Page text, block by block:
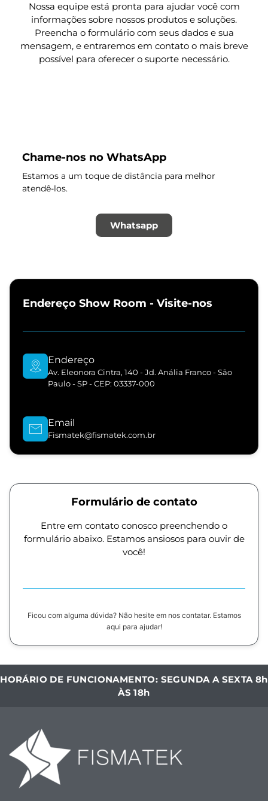
Nossa equipe está pronta para ajudar você com
informações sobre nossos produtos e soluções.
Preencha o formulário com seus dados e sua
mensagem, e entraremos em contato o mais breve
possível para oferecer o suporte necessário.
Chame-nos no WhatsApp
Estamos a um toque de distância para melhor
atendê-los.
Whatsapp
Endereço Show Room - Visite-nos
Endereço
Av. Eleonora Cintra, 140 - Jd. Anália Franco - São
Paulo - SP - CEP: 03337-000
Email
Fismatek@fismatek.com.br
Formulário de contato
Entre em contato conosco preenchendo o
formulário abaixo. Estamos ansiosos para ouvir de
você!
Ficou com alguma dúvida? Não hesite em nos contatar. Estamos
aqui para ajudar!
HORÁRIO DE FUNCIONAMENTO: SEGUNDA A SEXTA 8h
ÀS 18h